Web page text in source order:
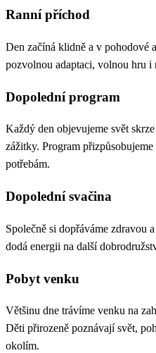
Ranní příchod
Den začíná klidně a v pohodové
pozvolnou adaptaci, volnou hru i
Dopolední program
Každý den objevujeme svět
zážitky. Program
potřebám.
Dopolední svačina
Společně si dopřáváme zdravou
dodá energii na další
Pobyt venku
Většinu dne trávíme venku na
Děti přirozeně poznávají svět,
okolím.